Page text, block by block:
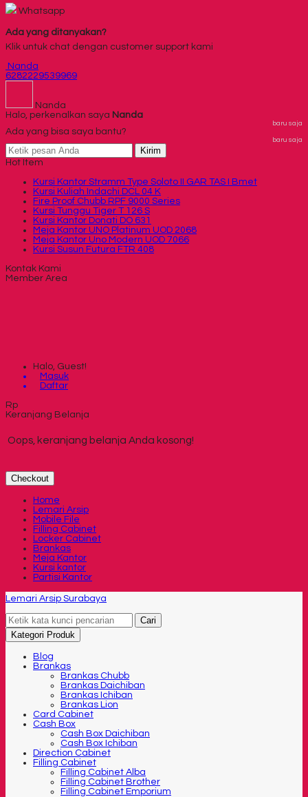
Whatsapp
Ada yang ditanyakan?
Klik untuk chat dengan customer support kami
Nanda
6282229539969
Nanda
Halo, perkenalkan saya Nanda
baru saja
Ada yang bisa saya bantu?
baru saja
Kirim
Hot Item
Kursi Kantor Stramm Type Soloto II GAR TAS I Bmet
Kursi Kuliah Indachi DCL 04 K
Fire Proof Chubb RPF 9000 Series
Kursi Tunggu Tiger T 126 S
Kursi Kantor Donati DO 631
Meja Kantor UNO Platinum UOD 2068
Meja Kantor Uno Modern UOD 7066
Kursi Susun Futura FTR 408
Kontak Kami
Member Area
Halo, Guest!
Masuk
Daftar
Rp
Keranjang Belanja
Oops, keranjang belanja Anda kosong!
Checkout
Home
Lemari Arsip
Mobile File
Filling Cabinet
Locker Cabinet
Brankas
Meja Kantor
Kursi kantor
Partisi Kantor
Lemari Arsip Surabaya
Cari
Kategori Produk
Blog
Brankas
Brankas Chubb
Brankas Daichiban
Brankas Ichiban
Brankas Lion
Card Cabinet
Cash Box
Cash Box Daichiban
Cash Box Ichiban
Direction Cabinet
Filling Cabinet
Filling Cabinet Alba
Filling Cabinet Brother
Filling Cabinet Emporium